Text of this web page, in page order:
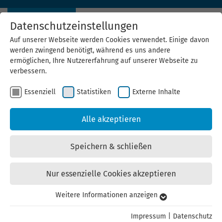
Projektleiter:innen
Transformation der
Energieinfrastrukturen
Der Umbau des Thüringer Energiesystems mit dem Ziel
der Erreichung der europäischen und nationalen
Ausbau von Erzeugungsanlagen für erneuerbaren Strom,
Datenschutzeinstellungen
Auf unserer Webseite werden Cookies verwendet. Einige davon
werden zwingend benötigt, während es uns andere
ermöglichen, Ihre Nutzererfahrung auf unserer Webseite zu
verbessern.
Essenziell Statistiken Externe Inhalte
Alle akzeptieren
Speichern & schließen
Nur essenzielle Cookies akzeptieren
Essenzielle Cookies werden für grundlegende Funktionen der
Weitere Informationen anzeigen
Impressum Datenschutz